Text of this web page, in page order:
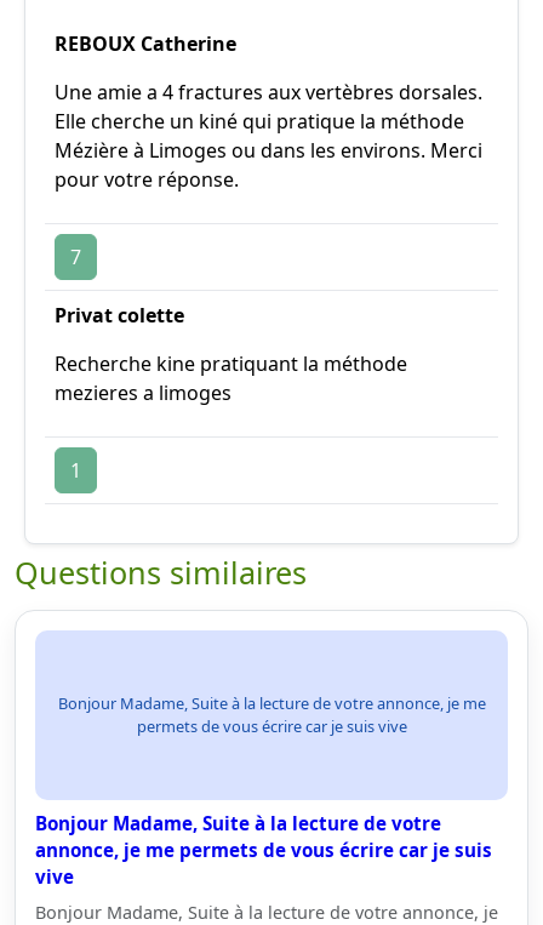
REBOUX Catherine
Une amie a 4 fractures aux vertèbres dorsales.
Elle cherche un kiné qui pratique la méthode
Mézière à Limoges ou dans les environs. Merci
pour votre réponse.
7
Privat colette
Recherche kine pratiquant la méthode
mezieres a limoges
1
Questions similaires
Bonjour Madame, Suite à la lecture de votre annonce, je me
permets de vous écrire car je suis vive
Bonjour Madame, Suite à la lecture de votre
annonce, je me permets de vous écrire car je suis
vive
Bonjour Madame, Suite à la lecture de votre annonce, je